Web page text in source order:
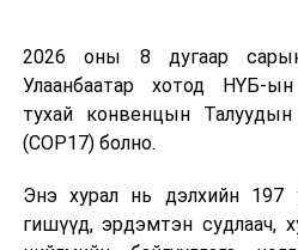
2026 оны 8 дугаар
Улаанбаатар хотод НҮБ-
тухай конвенцын
(COP17) болно.
Энэ хурал нь дэлхийн 197
гишүүд, эрдэмтэн судлаач,